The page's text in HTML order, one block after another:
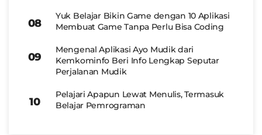
Yuk Belajar Bikin Game dengan 10 Aplikasi
Membuat Game Tanpa Perlu Bisa Coding
Mengenal Aplikasi Ayo Mudik dari
Kemkominfo Beri Info Lengkap Seputar
Perjalanan Mudik
Pelajari Apapun Lewat Menulis, Termasuk
Belajar Pemrograman